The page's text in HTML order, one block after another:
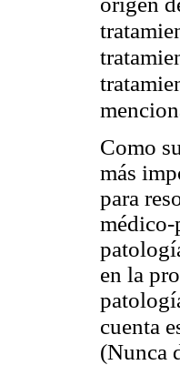
Como
más
para
médico-
en la
cuenta
(Nunca